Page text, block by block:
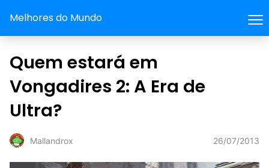
Melhores do Mundo
Quem estará em
Vongadires 2: A Era de
Ultra?
Mallandrox 26/07/2013